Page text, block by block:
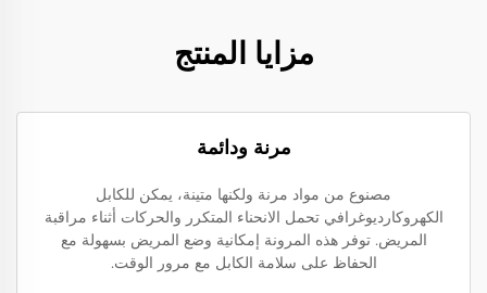
مزايا المنتج
مرنة ودائمة
مصنوع من مواد مرنة ولكنها متينة، يمكن للكابل
الكهروكارديوغرافي تحمل الانحناء المتكرر والحركات أثناء مراقبة
المريض. توفر هذه المرونة إمكانية وضع المريض بسهولة مع
الحفاظ على سلامة الكابل مع مرور الوقت.